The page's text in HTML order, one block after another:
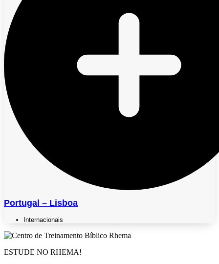
Portugal – Lisboa
Internacionais
ESTUDE NO RHEMA!